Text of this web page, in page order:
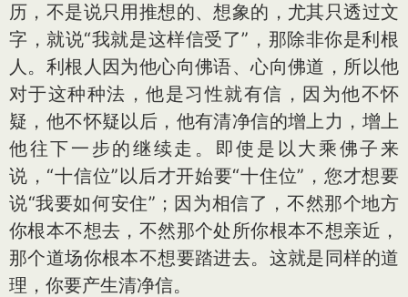
历，不是说只用推想的、想象的，尤其只透过文
字，就说“我就是这样信受了”，那除非你是利根
人。利根人因为他心向佛语、心向佛道，所以他
对于这种种法，他是习性就有信，因为他不怀
疑，他不怀疑以后，他有清净信的增上力，增上
他往下一步的继续走。即使是以大乘佛子来
说，“十信位”以后才开始要“十住位”，您才想要
说“我要如何安住”；因为相信了，不然那个地方
你根本不想去，不然那个处所你根本不想亲近，
那个道场你根本不想要踏进去。这就是同样的道
理，你要产生清净信。